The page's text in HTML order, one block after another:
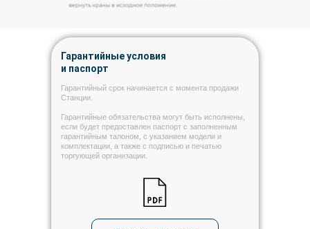
Гарантийные условия
и паспорт
Гарантийный срок начинается с момента продажи
Станции.
Гарантийные обязательства могут быть исполнены,
если будет предоставлен паспорт с заполненным
гарантийным талоном, с указанием модели и
комплектации, а также с подписью и печатью
торгующей организации.